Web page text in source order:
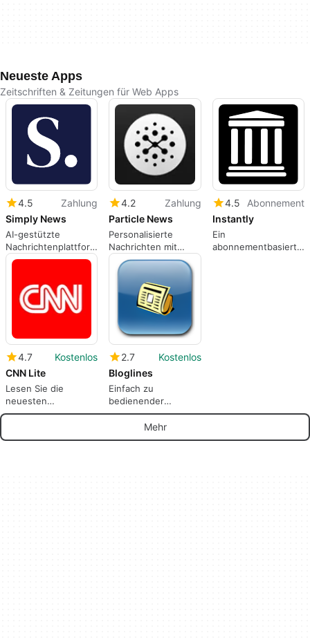
Neueste Apps
Zeitschriften & Zeitungen für Web Apps
4.5
Zahlung
Simply News
AI-gestützte
Nachrichtenplattform
für aktuelle Themen
4.2
Zahlung
Particle News
Personalisierte
Nachrichten mit
Particle News
4.5
Abonnement
Instantly
Ein
abonnementbasiertes
4.7
Kostenlos
CNN Lite
Lesen Sie die
neuesten
Schlagzeilen
2.7
Kostenlos
Bloglines
Einfach zu
bedienender
webbasierter RSS-
Mehr